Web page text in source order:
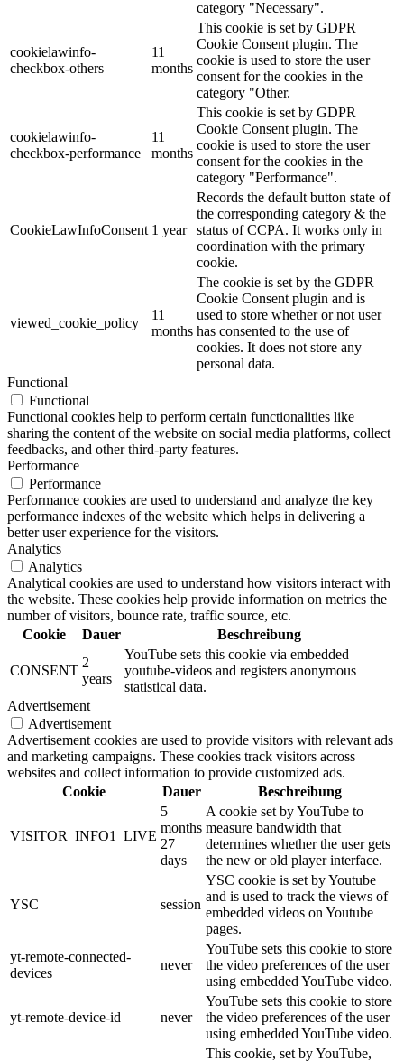
category "Necessary".
cookielawinfo-
checkbox-others
11
months
This cookie is set by GDPR
Cookie Consent plugin. The
cookie is used to store the user
consent for the cookies in the
category "Other.
cookielawinfo-
checkbox-performance
11
months
This cookie is set by GDPR
Cookie Consent plugin. The
cookie is used to store the user
consent for the cookies in the
category "Performance".
CookieLawInfoConsent 1 year
Records the default button state of
the corresponding category & the
status of CCPA. It works only in
coordination with the primary
cookie.
viewed_cookie_policy
11
months
The cookie is set by the GDPR
Cookie Consent plugin and is
used to store whether or not user
has consented to the use of
cookies. It does not store any
personal data.
Functional
Functional
Functional cookies help to perform certain functionalities like
sharing the content of the website on social media platforms, collect
feedbacks, and other third-party features.
Performance
Performance
Performance cookies are used to understand and analyze the key
performance indexes of the website which helps in delivering a
better user experience for the visitors.
Analytics
Analytics
Analytical cookies are used to understand how visitors interact with
the website. These cookies help provide information on metrics the
number of visitors, bounce rate, traffic source, etc.
Cookie
Dauer Beschreibung
CONSENT
2
years
YouTube sets this cookie via embedded
youtube-videos and registers anonymous
statistical data.
Advertisement
Advertisement
Advertisement cookies are used to provide visitors with relevant ads
and marketing campaigns. These cookies track visitors across
websites and collect information to provide customized ads.
Cookie
Dauer Beschreibung
VISITOR_INFO1_LIVE
5
months
27
days
A cookie set by YouTube to
measure bandwidth that
determines whether the user gets
the new or old player interface.
YSC session
YSC cookie is set by Youtube
and is used to track the views of
embedded videos on Youtube
pages.
yt-remote-connected-
devices
never
YouTube sets this cookie to store
the video preferences of the user
using embedded YouTube video.
yt-remote-device-id never
YouTube sets this cookie to store
the video preferences of the user
using embedded YouTube video.
This cookie, set by YouTube,